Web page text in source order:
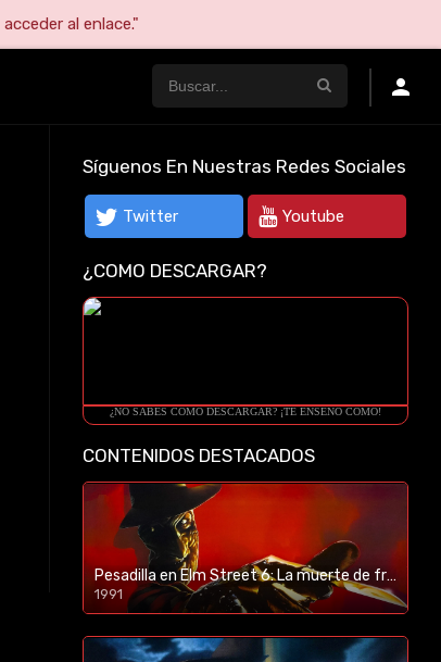
al enlace."
Síguenos En Nuestras Redes Sociales
Twitter Youtube
¿COMO DESCARGAR?
¿NO SABES COMO DESCARGAR? ¡TE ENSEÑO COMO!
CONTENIDOS DESTACADOS
Pesadilla en Elm Street 6: La muerte de freddy (1991) [BR-RIP] [HD-1080p]
1991